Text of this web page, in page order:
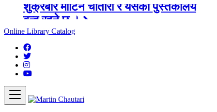
अङ्ग्रेजी महिनाको प्रत्येक दोस्रो र चौथो
शुक्रबार मार्टिन चौतारी र यसको पुस्तकालय
बन्द रहने छ ।
Online Library Catalog